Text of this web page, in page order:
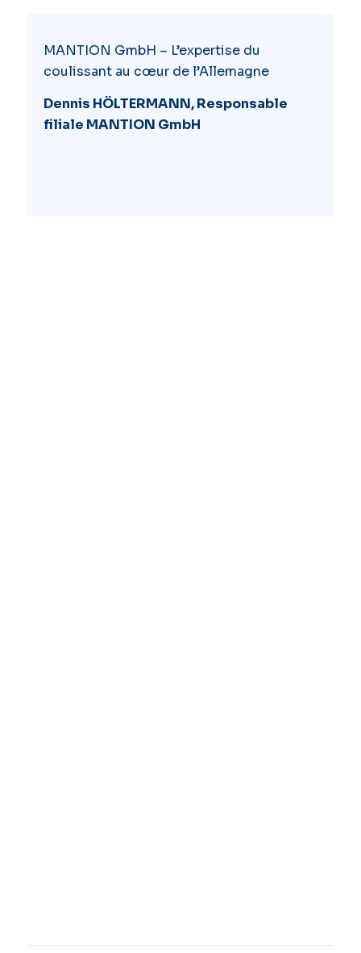
MANTION GmbH – L’expertise du
coulissant au cœur de l’Allemagne
Dennis HÖLTERMANN, Responsable
filiale MANTION GmbH